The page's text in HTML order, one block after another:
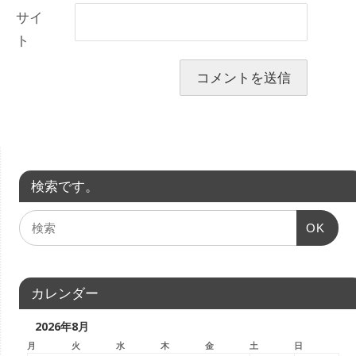
サイ
ト
検索です。
OK
カレンダー
2026年8月
月 火 水 木 金 土 日